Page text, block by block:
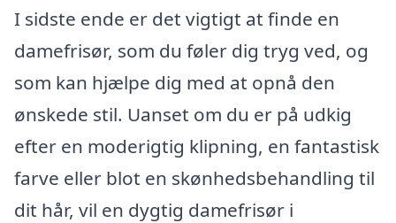
I sidste ende er det vigtigt at finde en
damefrisør, som du føler dig tryg ved, og
som kan hjælpe dig med at opnå den
ønskede stil. Uanset om du er på udkig
efter en moderigtig klipning, en fantastisk
farve eller blot en skønhedsbehandling til
dit hår, vil en dygtig damefrisør i